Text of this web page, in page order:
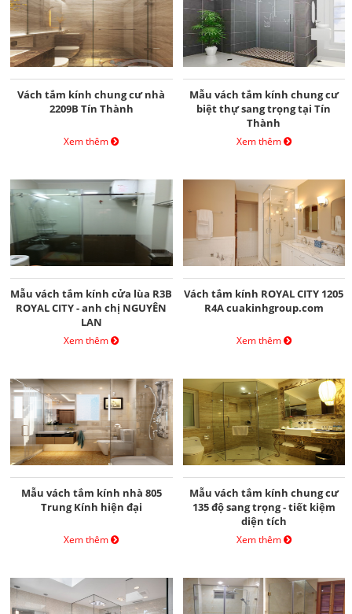
Vách tắm kính chung cư nhà
2209B Tín Thành
Xem thêm
Mẫu vách tắm kính chung cư
biệt thự sang trọng tại Tín
Thành
Xem thêm
Mẫu vách tắm kính cửa lùa R3B
ROYAL CITY - anh chị NGUYÊN
LAN
Xem thêm
Vách tắm kính ROYAL CITY 1205
R4A cuakinhgroup.com
Xem thêm
Mẫu vách tắm kính nhà 805
Trung Kính hiện đại
Xem thêm
Mẫu vách tắm kính chung cư
135 độ sang trọng - tiết kiệm
diện tích
Xem thêm